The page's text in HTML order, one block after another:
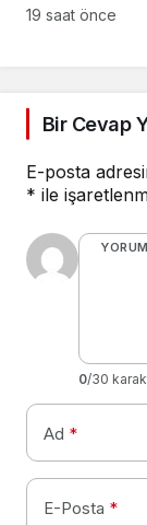
eleştirdi:
19 saat önce
Bir Cevap
E-posta
* ile
0/30
Ad *
E-Posta *